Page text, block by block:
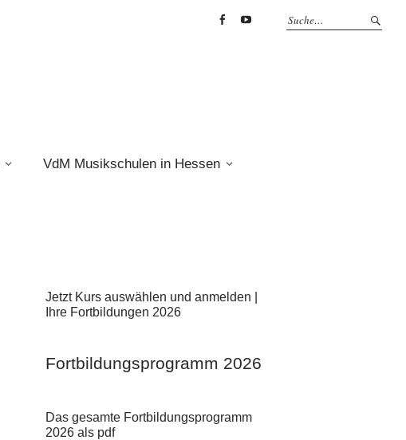
VdM Musikschulen in Hessen
Jetzt Kurs auswählen und anmelden |
Ihre Fortbildungen 2026
Fortbildungsprogramm 2026
Das gesamte Fortbildungsprogramm
2026 als pdf